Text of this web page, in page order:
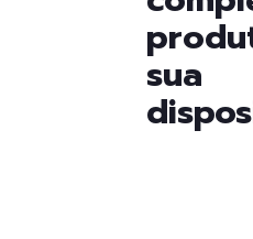
sua